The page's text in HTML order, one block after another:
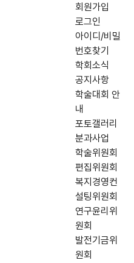
회원가입
로그인
아이디/비밀
번호찾기
학회소식
공지사항
학술대회 안
내
포토갤러리
분과사업
학술위원회
편집위원회
복지경영컨
설팅위원회
연구윤리위
원회
발전기금위
원회